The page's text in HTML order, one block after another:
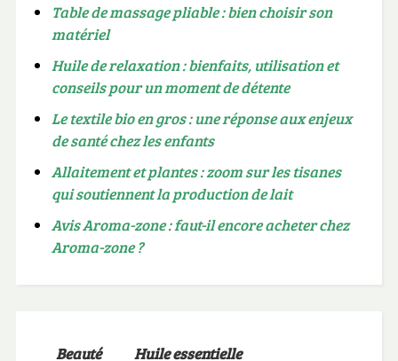
Table de massage pliable : bien choisir son
matériel
Huile de relaxation : bienfaits, utilisation et
conseils pour un moment de détente
Le textile bio en gros : une réponse aux enjeux
de santé chez les enfants
Allaitement et plantes : zoom sur les tisanes
qui soutiennent la production de lait
Avis Aroma-zone : faut-il encore acheter chez
Aroma-zone ?
Beauté
Huile essentielle